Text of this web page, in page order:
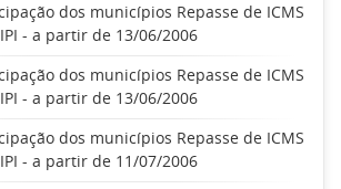
dos municípios Repasse de ICMS
- a partir de 13/06/2006
dos municípios Repasse de ICMS
- a partir de 13/06/2006
dos municípios Repasse de ICMS
- a partir de 11/07/2006